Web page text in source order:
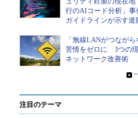
行のAIコード分析」事
ガイドラインが示す道
「無線LANがつなが
苦情をゼロに 3つの
ネットワーク改善術
»
注目のテーマ